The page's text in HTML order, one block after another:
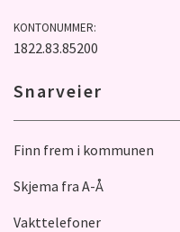
KONTONUMMER:
1822.83.85200
Snarveier
Finn frem i kommunen
Skjema fra A-Å
Vakttelefoner